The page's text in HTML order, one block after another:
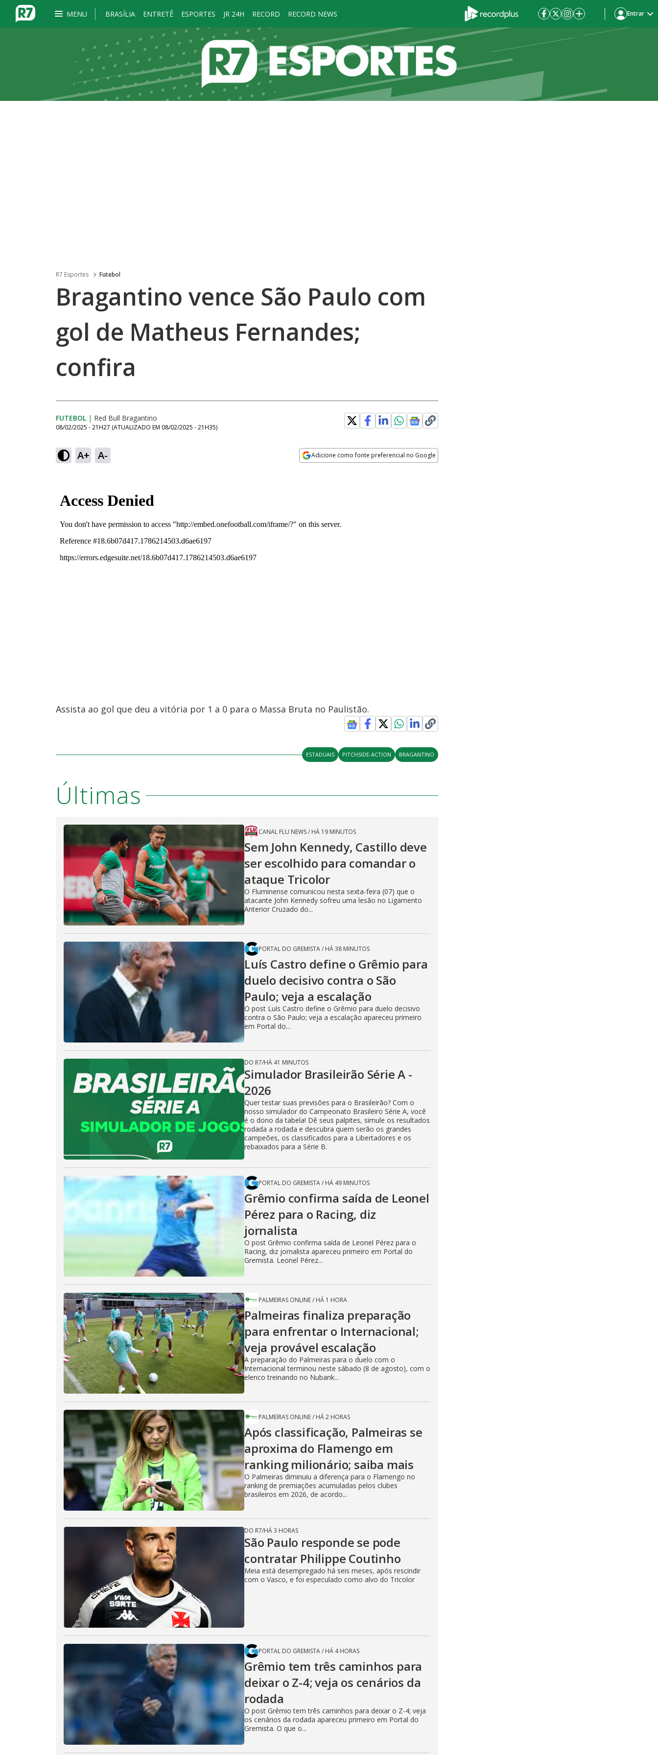
MENU BRASÍLIA ENTRETÊ ESPORTES JR 24H RECORD RECORD NEWS Entrar
R7 Esportes Futebol
Bragantino vence São Paulo com
gol de Matheus Fernandes;
confira
FUTEBOL | Red Bull Bragantino
08/02/2025 - 21H27 (ATUALIZADO EM 08/02/2025 - 21H35)
A+ A- Adicione como fonte preferencial no Google
Assista ao gol que deu a vitória por 1 a 0 para o Massa Bruta no Paulistão.
ESTADUAIS PITCHSIDE-ACTION BRAGANTINO
Últimas
CANAL FLU NEWS/ HÁ 19 MINUTOS
Sem John Kennedy, Castillo deve
ser escolhido para comandar o
ataque Tricolor
O Fluminense comunicou nesta sexta-feira (07) que o
atacante John Kennedy sofreu uma lesão no Ligamento
Anterior Cruzado do...
PORTAL DO GREMISTA/ HÁ 38 MINUTOS
Luís Castro define o Grêmio para
duelo decisivo contra o São
Paulo; veja a escalação
O post Luís Castro define o Grêmio para duelo decisivo
contra o São Paulo; veja a escalação apareceu primeiro
em Portal do...
DO R7/HÁ 41 MINUTOS
Simulador Brasileirão Série A -
2026
Quer testar suas previsões para o Brasileirão? Com o
nosso simulador do Campeonato Brasileiro Série A, você
é o dono da tabela! Dê seus palpites, simule os resultados
rodada a rodada e descubra quem serão os grandes
campeões, os classificados para a Libertadores e os
rebaixados para a Série B.
PORTAL DO GREMISTA/ HÁ 49 MINUTOS
Grêmio confirma saída de Leonel
Pérez para o Racing, diz
jornalista
O post Grêmio confirma saída de Leonel Pérez para o
Racing, diz jornalista apareceu primeiro em Portal do
Gremista. Leonel Pérez...
PALMEIRAS ONLINE/ HÁ 1 HORA
Palmeiras finaliza preparação
para enfrentar o Internacional;
veja provável escalação
A preparação do Palmeiras para o duelo com o
Internacional terminou neste sábado (8 de agosto), com o
elenco treinando no Nubank...
PALMEIRAS ONLINE/ HÁ 2 HORAS
Após classificação, Palmeiras se
aproxima do Flamengo em
ranking milionário; saiba mais
O Palmeiras diminuiu a diferença para o Flamengo no
ranking de premiações acumuladas pelos clubes
brasileiros em 2026, de acordo...
DO R7/HÁ 3 HORAS
São Paulo responde se pode
contratar Philippe Coutinho
Meia está desempregado há seis meses, após rescindir
com o Vasco, e foi especulado como alvo do Tricolor
PORTAL DO GREMISTA/ HÁ 4 HORAS
Grêmio tem três caminhos para
deixar o Z-4; veja os cenários da
rodada
O post Grêmio tem três caminhos para deixar o Z-4; veja
os cenários da rodada apareceu primeiro em Portal do
Gremista. O que o...